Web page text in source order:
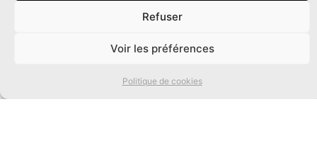
Refuser
Voir les préférences
Politique de cookies